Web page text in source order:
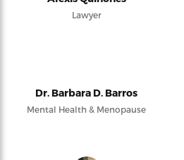
Lawyer
Dr. Barbara D. Barros
Mental Health & Menopause